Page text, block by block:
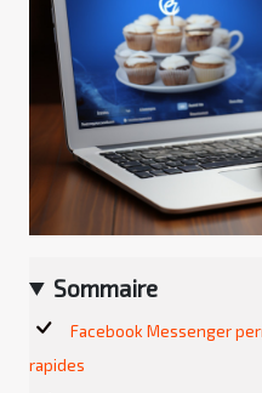
Sommaire
Facebook Messenger
rapides